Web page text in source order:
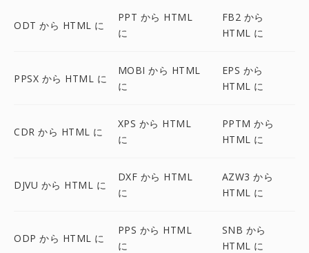
ODT から HTML に
PPT から HTML
に
FB2 から
HTML に
PPSX から HTML に
MOBI から HTML
に
EPS から
HTML に
CDR から HTML に
XPS から HTML
に
PPTM から
HTML に
DJVU から HTML に
DXF から HTML
に
AZW3 から
HTML に
ODP から HTML に
PPS から HTML
に
SNB から
HTML に